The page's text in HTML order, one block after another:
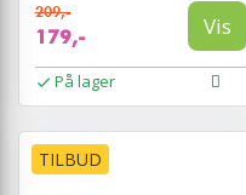
209,-
179,- Vis
På lager
TILBUD